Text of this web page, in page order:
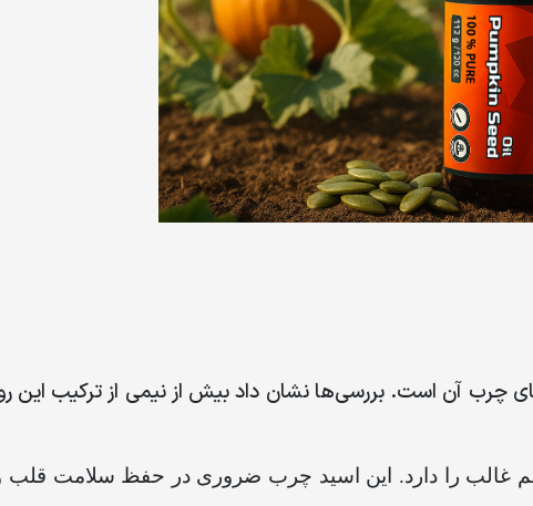
چرب آن است. بررسی‌ها نشان داد بیش از نیمی از ترکیب این
غالب را دارد. این اسید چرب ضروری در حفظ سلامت قلب